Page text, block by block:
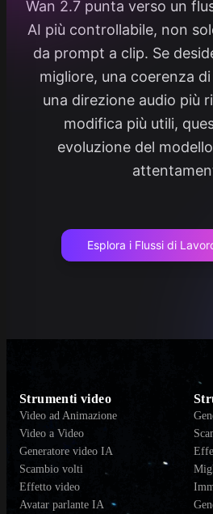
Wan 2.7 punta verso un
AI più controllabile, non
da prompt a clip. Se
migliore, una coerenza
una direzione audio più
modifica più utili,
evoluzione del
Esplora i Flussi di
Strumenti video
Video ad Animazione
Video a Video
Generatore video IA
Scambio volti
Effetto video
Avatar parlante IA